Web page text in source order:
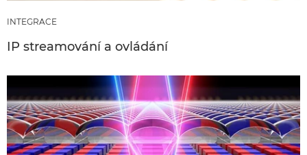
INTEGRACE
IP streamování a ovládání